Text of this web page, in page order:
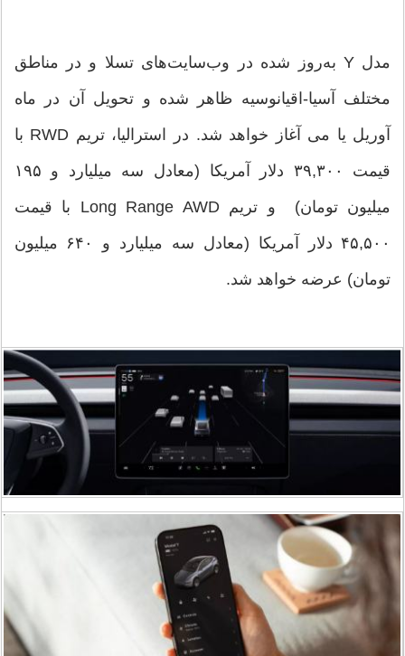
مدل Y به‌روز شده در وب‌سایت‌های تسلا و در مناطق
مختلف آسیا-اقیانوسیه ظاهر شده و تحویل آن در ماه
آوریل یا می آغاز خواهد شد. در استرالیا، تریم RWD با
قیمت ۳۹,۳۰۰ دلار آمریکا (معادل سه میلیارد و ۱۹۵
میلیون تومان) ‌ و تریم Long Range AWD با قیمت
۴۵,۵۰۰ دلار آمریکا (معادل سه میلیارد و ۶۴۰ میلیون
تومان) عرضه خواهد شد.